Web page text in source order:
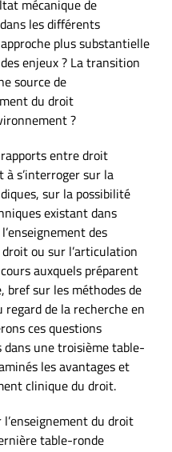
mécanique de
les différents
approche plus substantielle
enjeux ? La transition
source de
du droit
?
entre droit
à s’interroger sur la
sur la possibilité
existant dans
des
ou sur l’articulation
auxquels préparent
bref sur les méthodes de
de la recherche en
ces questions
une troisième table-
les avantages et
clinique du droit.
du droit
table-ronde